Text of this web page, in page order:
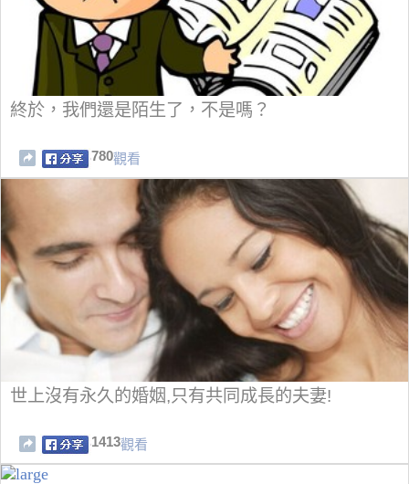
終於，我們還是陌生了，不是嗎？
780觀看
世上沒有永久的婚姻,只有共同成長的夫妻!
1413觀看